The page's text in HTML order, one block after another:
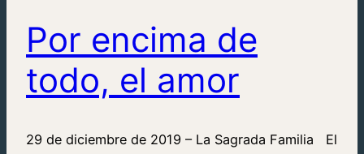
Por encima de
todo, el amor
29 de diciembre de 2019 – La Sagrada Familia El